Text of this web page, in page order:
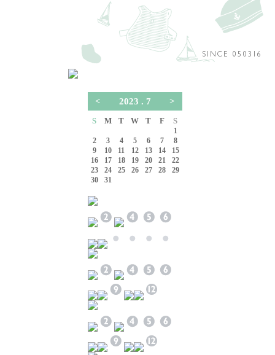
< 2023 . 7 >
S M T W T F S
1
2
3 4 5 6 7
8
9
10 11 12 13 14
15
16
17 18 19 20 21
22
23
24 25 26 27 28
29
30
31